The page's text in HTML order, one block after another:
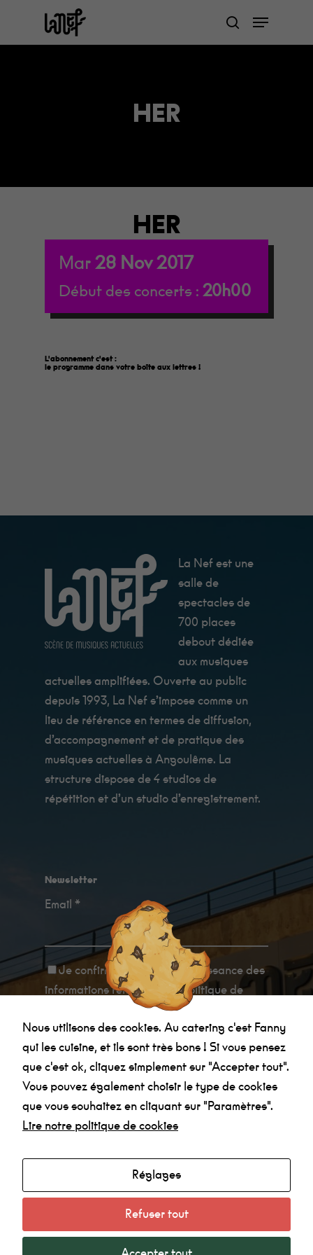
main
search
Menu
HER
HER
Mar 28 Nov 2017
Début des concerts : 20h00
L'abonnement c'est :
le programme dans votre boîte aux lettres !
La Nef est une
salle de
spectacles de
700 places
debout dédiée
aux musiques
actuelles amplifiées. Ouverte au public
depuis 1993, La Nef s’impose comme un
lieu de référence en termes de diffusion,
d’accompagnement et de pratique des
musiques actuelles à Angoulême. La
structure dispose de 4 studios de
répétition et d’un studio d’enregistrement.
Newsletter
Email *
Je confirme avoir
pris connaissance des
informations relatives à la politique de
Agenda
Mentions légales
Politique de confidentialité
Close
Nous utilisons des cookies. Au catering c'est Fanny
qui les cuisine, et ils sont très bons ! Si vous pensez
que c'est ok, cliquez simplement sur "Accepter tout".
Vous pouvez également choisir le type de cookies
que vous souhaitez en cliquant sur "Paramètres".
Lire notre politique de cookies
Réglages
Refuser tout